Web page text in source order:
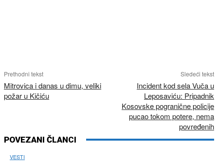
Prethodni tekst
Mitrovica i danas u dimu, veliki
požar u Kičiću
Sledeći tekst
Incident kod sela Vuča u
Leposaviću: Pripadnik
Kosovske pogranične policije
pucao tokom potere, nema
povređenih
POVEZANI ČLANCI
VESTI